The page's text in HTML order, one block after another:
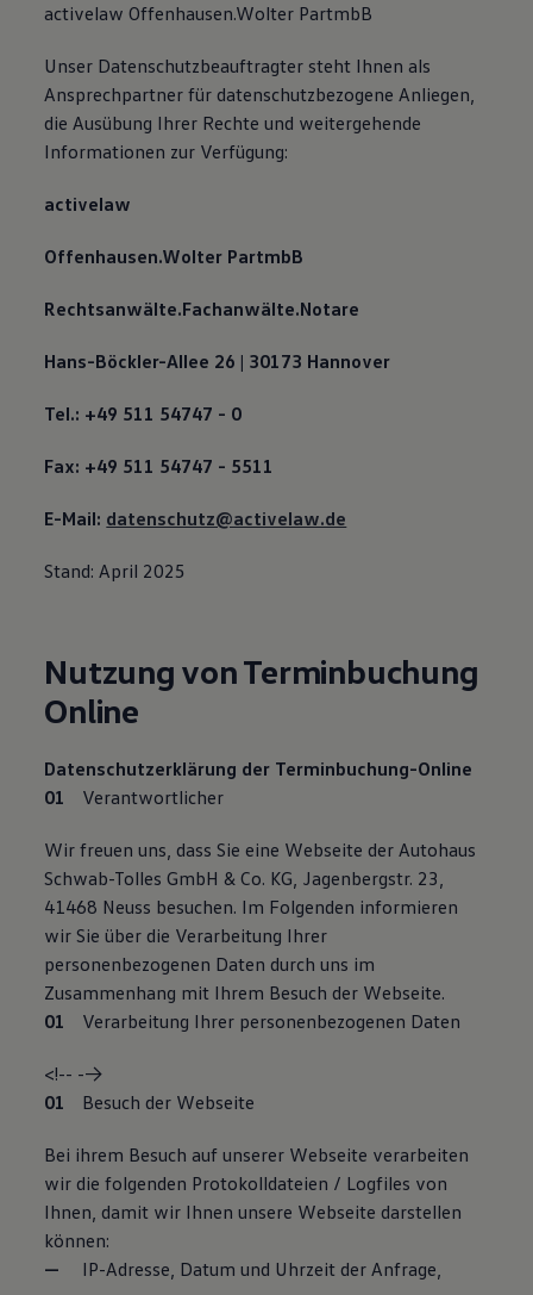
activelaw Offenhausen.Wolter PartmbB
Unser Datenschutzbeauftragter steht Ihnen als
Ansprechpartner für datenschutzbezogene Anliegen,
die Ausübung Ihrer Rechte und weitergehende
Informationen zur Verfügung:
activelaw
Offenhausen.Wolter PartmbB
Rechtsanwälte.Fachanwälte.Notare
Hans-Böckler-Allee 26 | 30173 Hannover
Tel.: +49 511 54747 - 0
Fax: +49 511 54747 - 5511
E-Mail: datenschutz@activelaw.de
Stand: April 2025
Nutzung von Terminbuchung
Online
Datenschutzerklärung der Terminbuchung-Online
Verantwortlicher
Wir freuen uns, dass Sie eine Webseite der Autohaus
Schwab-Tolles GmbH & Co. KG, Jagenbergstr. 23,
41468 Neuss besuchen. Im Folgenden informieren
wir Sie über die Verarbeitung Ihrer
personenbezogenen Daten durch uns im
Zusammenhang mit Ihrem Besuch der Webseite.
Verarbeitung Ihrer personenbezogenen Daten
<!-- -->
Besuch der Webseite
Bei ihrem Besuch auf unserer Webseite verarbeiten
wir die folgenden Protokolldateien / Logfiles von
Ihnen, damit wir Ihnen unsere Webseite darstellen
können:
IP-Adresse, Datum und Uhrzeit der Anfrage,